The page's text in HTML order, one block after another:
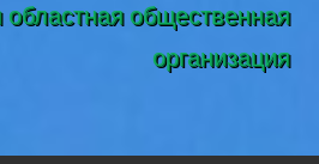
областная общественная
организация